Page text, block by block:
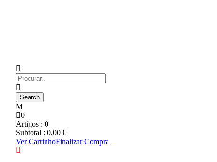
0
Artigos : 0
Subtotal : 0,00 €
Ver CarrinhoFinalizar Compra